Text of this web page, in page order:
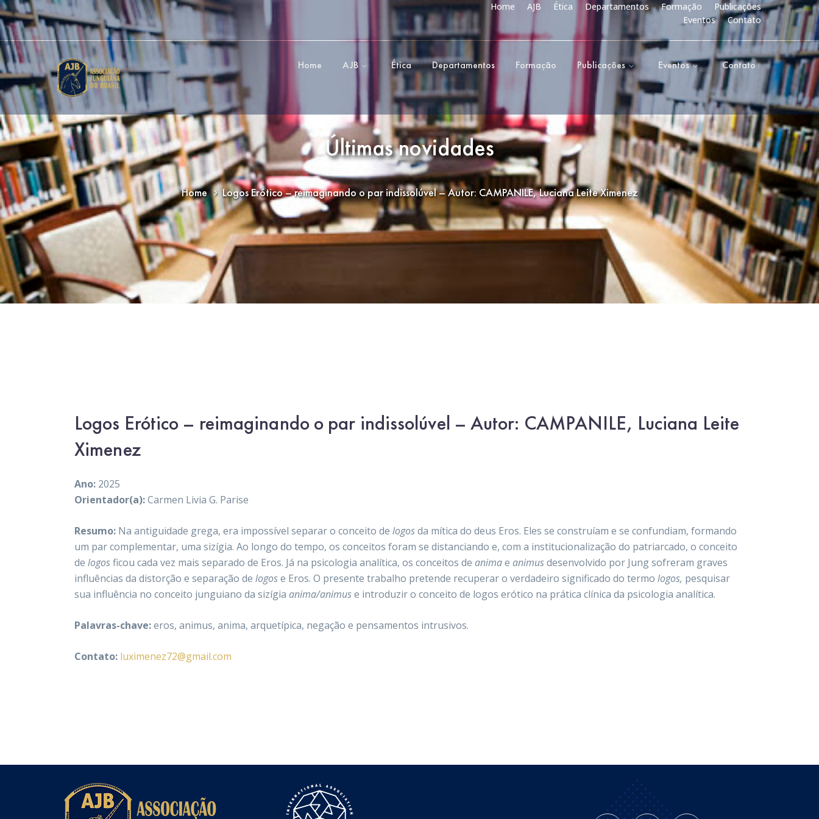
Home AJB Ética Departamentos Formação
Publicações
Eventos
Contato
Home AJB Ética Departamentos Formação Publicações Eventos Contato
Últimas novidades
Home Logos Erótico – reimaginando o par indissolúvel – Autor: CAMPANILE, Luciana Leite Ximenez
Logos Erótico – reimaginando o par indissolúvel – Autor: CAMPANILE, Luciana Leite
Ximenez
Ano: 2025
Orientador(a):Carmen Livia G. Parise
Resumo: Na antiguidade grega, era impossível separar o conceito de logosda mítica do deus Eros. Eles se construíam e se confundiam, formando
um par complementar, uma sizígia. Ao longo do tempo, os conceitos foram se distanciando e, com a institucionalização do patriarcado, o conceito
de logosficou cada vez mais separado de Eros. Já na psicologia analítica, os conceitos de animae animusdesenvolvido por Jung sofreram graves
influências da distorção e separação de logose Eros. O presente trabalho pretende recuperar o verdadeiro significado do termo logos, pesquisar
sua influência no conceito junguiano da sizígia anima/animuse introduzir o conceito de logos erótico na prática clínica da psicologia analítica.
Palavras-chave:eros, animus, anima, arquetípica, negação e pensamentos intrusivos.
Contato: luximenez72@gmail.com